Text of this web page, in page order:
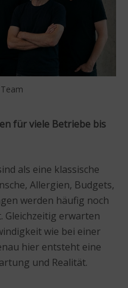
für viele Betriebe bis
als eine klassische
Allergien, Budgets,
werden häufig noch
Gleichzeitig erwarten
wie bei einer
hier entsteht eine
und Realität.